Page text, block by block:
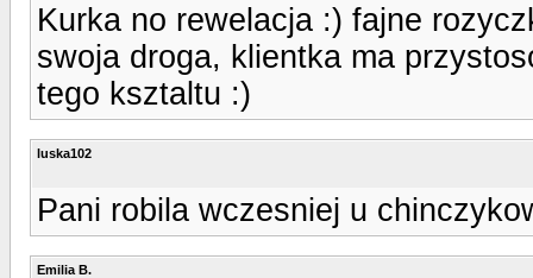
Kurka no rewelacja :) fajne
swoja droga, klientka ma
tego ksztaltu :)
luska102
Pani robila wczesniej u
Emilia B.